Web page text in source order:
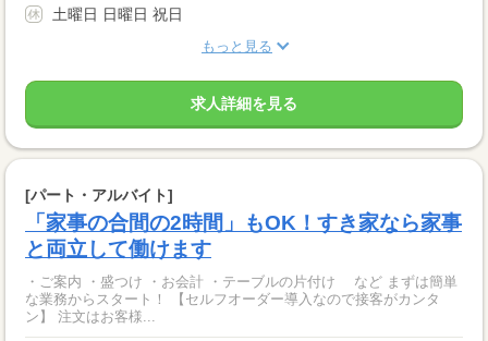
土曜日 日曜日 祝日
もっと見る
求人詳細を見る
[パート・アルバイト]
「家事の合間の2時間」もOK！すき家なら家事
と両立して働けます
・ご案内 ・盛つけ ・お会計 ・テーブルの片付け など まずは簡単
な業務からスタート！ 【セルフオーダー導入なので接客がカンタ
ン】 注文はお客様...